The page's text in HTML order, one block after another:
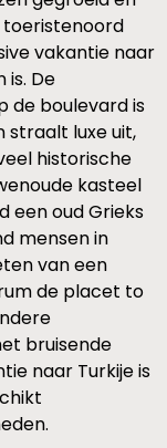
toeristenoord
vakantie naar
is. De
de boulevard is
straalt luxe uit,
historische
kasteel
een oud Grieks
mensen in
van een
de placet to
bruisende
naar Turkije is